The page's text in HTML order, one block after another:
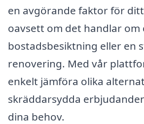
en avgörande faktor för
oavsett om det handlar om
bostadsbesiktning eller en
renovering. Med vår
enkelt jämföra olika
skräddarsydda
dina behov.